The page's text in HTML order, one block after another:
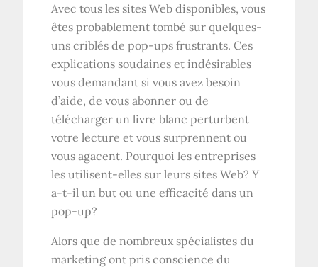
Avec tous les sites Web disponibles, vous
êtes probablement tombé sur quelques-
uns criblés de pop-ups frustrants. Ces
explications soudaines et indésirables
vous demandant si vous avez besoin
d’aide, de vous abonner ou de
télécharger un livre blanc perturbent
votre lecture et vous surprennent ou
vous agacent. Pourquoi les entreprises
les utilisent-elles sur leurs sites Web? Y
a-t-il un but ou une efficacité dans un
pop-up?
Alors que de nombreux spécialistes du
marketing ont pris conscience du